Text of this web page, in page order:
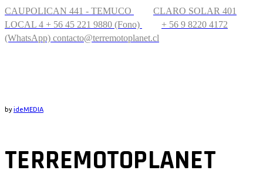
CAUPOLICAN 441 - TEMUCO
CLARO SOLAR 401
LOCAL 4 + 56 45 221 9880 (Fono)
+ 56 9 8220 4172
(WhatsApp) contacto@terremotoplanet.cl
byideMEDIA
TERREMOTOPLANET